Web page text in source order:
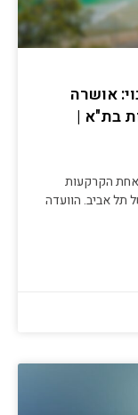
אושרה
בת"א |
הקרקעות
תל אביב. הוועדה